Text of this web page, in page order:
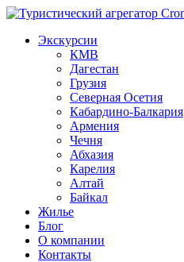
Экскурсии
КМВ
Дагестан
Грузия
Северная Осетия
Кабардино-Балкария
Армения
Чечня
Абхазия
Карелия
Алтай
Байкал
Жилье
Блог
О компании
Контакты